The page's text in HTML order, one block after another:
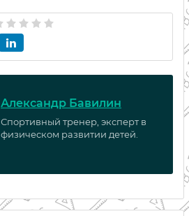
Александр Бавилин
Спортивный тренер, эксперт в
физическом развитии детей.